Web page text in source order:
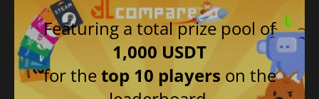
Featuring a total prize pool of
1,000 USDT
for thetop 10 players on the